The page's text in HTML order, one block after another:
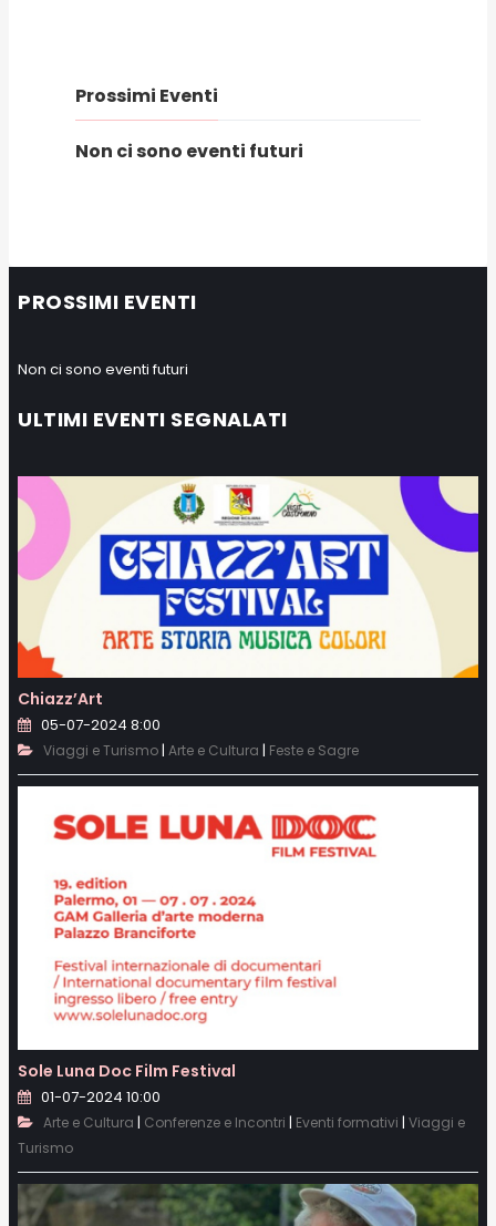
Prossimi Eventi
Non ci sono eventi futuri
PROSSIMI EVENTI
Non ci sono eventi futuri
ULTIMI EVENTI SEGNALATI
Chiazz’Art
05-07-2024 8:00
Viaggi e Turismo| Arte e Cultura | Feste e Sagre
Sole Luna Doc Film Festival
01-07-2024 10:00
Arte e Cultura | Conferenze e Incontri | Eventi formativi | Viaggi e
Turismo